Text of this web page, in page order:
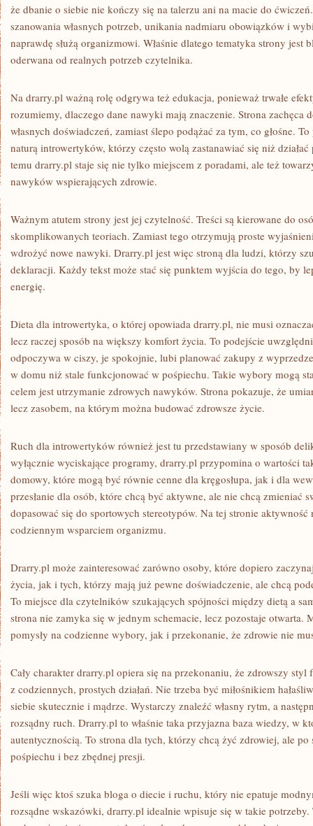
że dbanie o siebie nie kończy się na talerzu ani na macie do
szanowania własnych potrzeb, unikania nadmiaru obowiązków i
naprawdę służą organizmowi. Właśnie dlatego tematyka strony jest
oderwana od realnych potrzeb czytelnika.
Na drarry.pl ważną rolę odgrywa też edukacja, ponieważ trwałe
rozumiemy, dlaczego dane nawyki mają znaczenie. Strona zachęca
własnych doświadczeń, zamiast ślepo podążać za tym, co głośne.
naturą introwertyków, którzy często wolą zastanawiać się niż
temu drarry.pl staje się nie tylko miejscem z poradami, ale też
nawyków wspierających zdrowie.
Ważnym atutem strony jest jej czytelność. Treści są kierowane do
skomplikowanych teoriach. Zamiast tego otrzymują proste
wdrożyć nowe nawyki. Drarry.pl jest więc stroną dla ludzi, którzy
deklaracji. Każdy tekst może stać się punktem wyjścia do tego, by
energię.
Dieta dla introwertyka, o której opowiada drarry.pl, nie musi
lecz raczej sposób na większy komfort życia. To podejście
odpoczywa w ciszy, je spokojnie, lubi planować zakupy z
w domu niż stale funkcjonować w pośpiechu. Takie wybory mogą
celem jest utrzymanie zdrowych nawyków. Strona pokazuje, że
lecz zasobem, na którym można budować zdrowsze życie.
Ruch dla introwertyków również jest tu przedstawiany w sposób
wyłącznie wyciskające programy, drarry.pl przypomina o wartości
domowy, które mogą być równie cenne dla kręgosłupa, jak i dla
przesłanie dla osób, które chcą być aktywne, ale nie chcą zmieniać
dopasować się do sportowych stereotypów. Na tej stronie aktywność
codziennym wsparciem organizmu.
Drarry.pl może zainteresować zarówno osoby, które dopiero
życia, jak i tych, którzy mają już pewne doświadczenie, ale chcą
To miejsce dla czytelników szukających spójności między dietą a
strona nie zamyka się w jednym schemacie, lecz pozostaje otwarta.
pomysły na codzienne wybory, jak i przekonanie, że zdrowie nie
Cały charakter drarry.pl opiera się na przekonaniu, że zdrowszy
z codziennych, prostych działań. Nie trzeba być miłośnikiem
siebie skutecznie i mądrze. Wystarczy znaleźć własny rytm, a
rozsądny ruch. Drarry.pl to właśnie taka przyjazna baza wiedzy, w
autentycznością. To strona dla tych, którzy chcą żyć zdrowiej, ale
pośpiechu i bez zbędnej presji.
Jeśli więc ktoś szuka bloga o diecie i ruchu, który nie epatuje
rozsądne wskazówki, drarry.pl idealnie wpisuje się w takie